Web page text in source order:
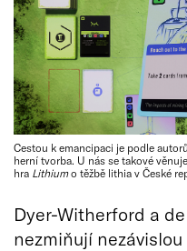
Cestou k emancipaci je podle
herní tvorba. U nás se takové
hra Lithiumo těžbě lithia v České
Dyer-Witherford a
nezmiňují